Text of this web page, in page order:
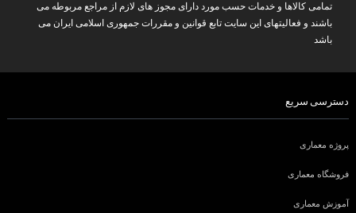
تمامی کالاها و خدمات حسب مورد دارای مجوز های لازم از مراجع مربوطه می
باشند و فعالیتهای این سایت تابع قوانین و مقررات جمهوری اسلامی ایران می
باشد
دسترسی سریع
پروژه معماری
فروشگاه معماری
آموزش معماری